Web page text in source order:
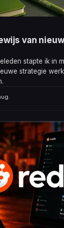
van
stapte ik in
strategie